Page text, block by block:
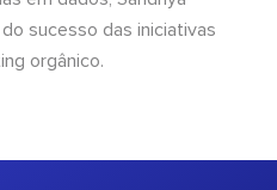
sucesso das iniciativas
orgânico.